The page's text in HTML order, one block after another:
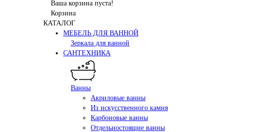
Ваша корзина пуста!
Корзина
КАТАЛОГ
МЕБЕЛЬ ДЛЯ ВАННОЙ
Зеркала для ванной
САНТЕХНИКА
Ванны
Акриловые ванны
Из искусственного камня
Карбоновые ванны
Отдельностоящие ванны